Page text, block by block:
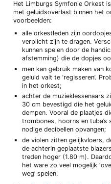
Het Limburgs Symfonie Orkest
met geluidsoverlast binnen het
voorbeelden:
alle orkestleden zijn
verplicht zijn te dragen.
kunnen spelen door de
afstemming) die de dopjes
men kan gebruik maken van
geluid valt te ‘regisseren’.
in het orkest;
achter de muzieklessenaars
30 cm bevestigd die het
dempen. Vooral de plaatjes
trombones, hoorns en
nodige decibellen opvangen;
de violen zitten gelijkvloers,
de achterin geplaatste
treden hoger (1.80 m).
het ware zo veel mogelijk
weg’ spelen.